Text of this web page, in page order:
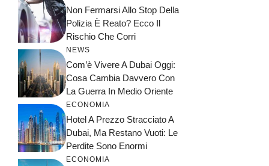
Non Fermarsi Allo Stop Della
Polizia È Reato? Ecco Il
Rischio Che Corri
NEWS
Com’è Vivere A Dubai Oggi:
Cosa Cambia Davvero Con
La Guerra In Medio Oriente
ECONOMIA
Hotel A Prezzo Stracciato A
Dubai, Ma Restano Vuoti: Le
Perdite Sono Enormi
ECONOMIA